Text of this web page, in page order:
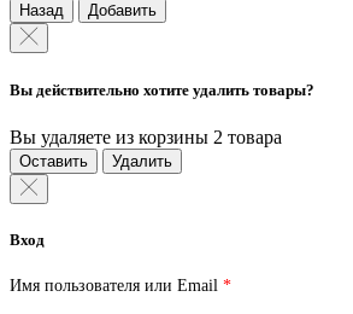
Назад Добавить
Вы действительно хотите удалить товары?
Вы удаляете из корзины 2 товара
Оставить Удалить
Вход
Имя пользователя или Email *Обязательно